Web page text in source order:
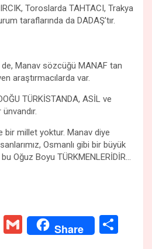
Toroslarda TAHTACI, Trakya
taraflarında da DADAŞ’tır.
Manav sözcüğü MANAF tan
araştırmacılarda var.
TÜRKİSTANDA, ASİL ve
bir millet yoktur. Manav diye
Osmanlı gibi bir büyük
Oğuz Boyu TÜRKMENLERİDİR…
W G
Share